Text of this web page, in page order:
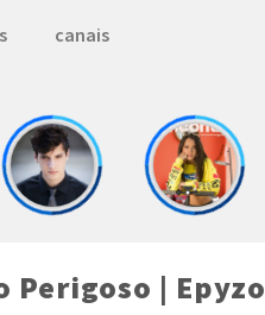
Perigoso |
canais